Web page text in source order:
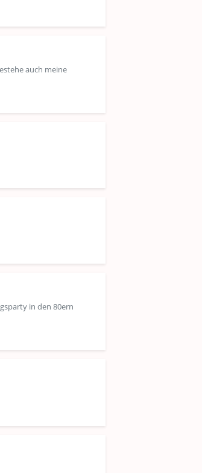
auch meine
in den 80ern